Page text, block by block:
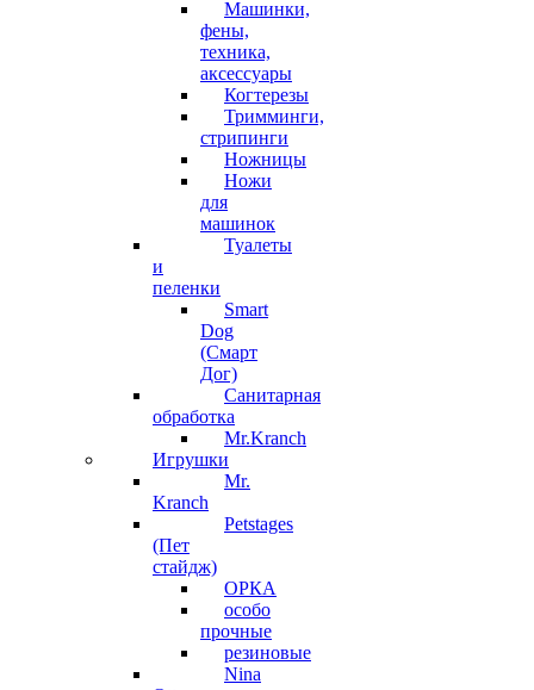
Машинки,
фены,
техника,
аксессуары
Когтерезы
Тримминги,
стрипинги
Ножницы
Ножи
для
машинок
Туалеты
и
пеленки
Smart
Dog
(Смарт
Дог)
Санитарная
обработка
Mr.Kranch
Игрушки
Mr.
Kranch
Petstages
(Пет
стайдж)
ОРКА
особо
прочные
резиновые
Nina